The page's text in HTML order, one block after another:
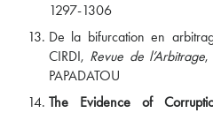
1297-1306
De la bifurcation en
CIRDI, Revue de l’Arbitrage,
PAPADATOU
The Evidence of